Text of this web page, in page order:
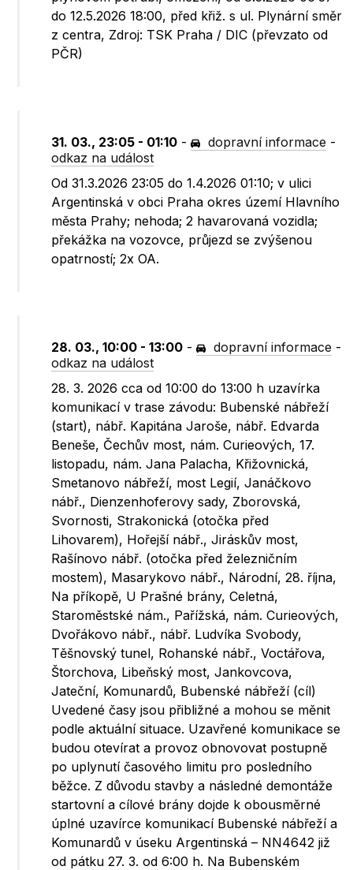
do 12.5.2026 18:00, před křiž. s ul. Plynární směr
z centra, Zdroj: TSK Praha / DIC (převzato od
PČR)
31. 03., 23:05 - 01:10 - dopravní informace -
odkaz na událost
Od 31.3.2026 23:05 do 1.4.2026 01:10; v ulici
Argentinská v obci Praha okres území Hlavního
města Prahy; nehoda; 2 havarovaná vozidla;
překážka na vozovce, průjezd se zvýšenou
opatrností; 2x OA.
28. 03., 10:00 - 13:00 - dopravní informace -
odkaz na událost
28. 3. 2026 cca od 10:00 do 13:00 h uzavírka
komunikací v trase závodu: Bubenské nábřeží
(start), nábř. Kapitána Jaroše, nábř. Edvarda
Beneše, Čechův most, nám. Curieových, 17.
listopadu, nám. Jana Palacha, Křižovnická,
Smetanovo nábřeží, most Legií, Janáčkovo
nábř., Dienzenhoferovy sady, Zborovská,
Svornosti, Strakonická (otočka před
Lihovarem), Hořejší nábř., Jiráskův most,
Rašínovo nábř. (otočka před železničním
mostem), Masarykovo nábř., Národní, 28. října,
Na příkopě, U Prašné brány, Celetná,
Staroměstské nám., Pařížská, nám. Curieových,
Dvořákovo nábř., nábř. Ludvíka Svobody,
Těšnovský tunel, Rohanské nábř., Voctářova,
Štorchova, Libeňský most, Jankovcova,
Jateční, Komunardů, Bubenské nábřeží (cíl)
Uvedené časy jsou přibližné a mohou se měnit
podle aktuální situace. Uzavřené komunikace se
budou otevírat a provoz obnovovat postupně
po uplynutí časového limitu pro posledního
běžce. Z důvodu stavby a následné demontáže
startovní a cílové brány dojde k obousměrné
úplné uzavírce komunikací Bubenské nábřeží a
Komunardů v úseku Argentinská – NN4642 již
od pátku 27. 3. od 6:00 h. Na Bubenském